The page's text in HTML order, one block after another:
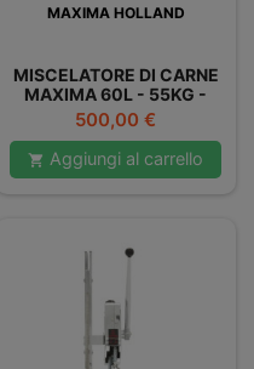
MAXIMA HOLLAND
MISCELATORE DI CARNE
MAXIMA 60L - 55KG -
DOPPIO
Prezzo
500,00 €
 Aggiungi al carrello